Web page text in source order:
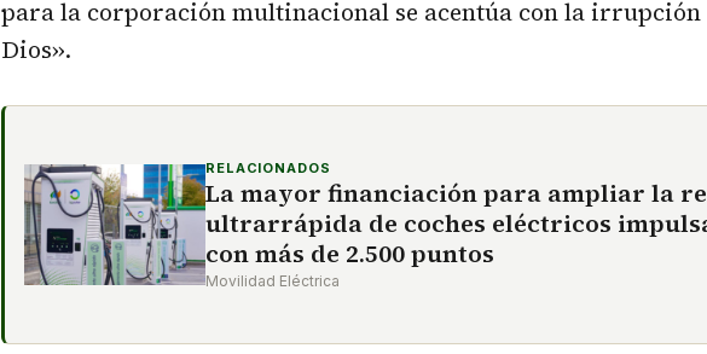
para la corporación multinacional se acentúa con la irrupción
Dios››.
RELACIONADOS
La mayor financiación para ampliar la
ultrarrápida de coches eléctricos
con más de 2.500 puntos
Movilidad Eléctrica